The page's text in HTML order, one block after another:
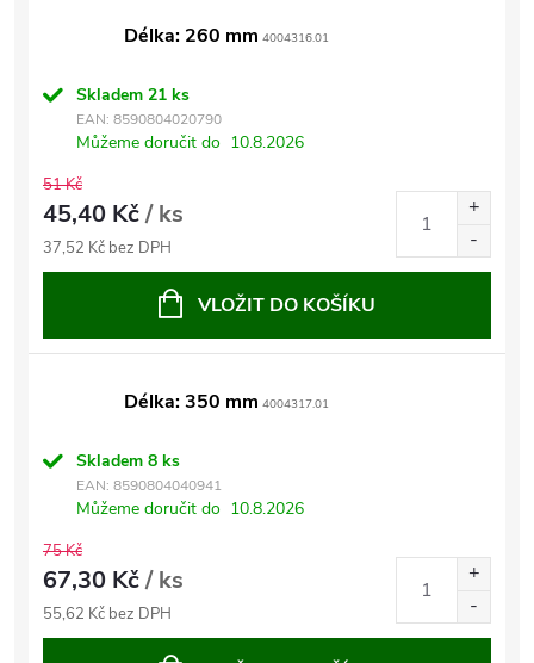
Délka: 260 mm 4004316.01
Skladem 21 ks
EAN: 8590804020790
Můžeme doručit do 10.8.2026
51 Kč
45,40 Kč/ ks
37,52 Kč bez DPH
VLOŽIT DO KOŠÍKU
Délka: 350 mm 4004317.01
Skladem 8 ks
EAN: 8590804040941
Můžeme doručit do 10.8.2026
75 Kč
67,30 Kč/ ks
55,62 Kč bez DPH